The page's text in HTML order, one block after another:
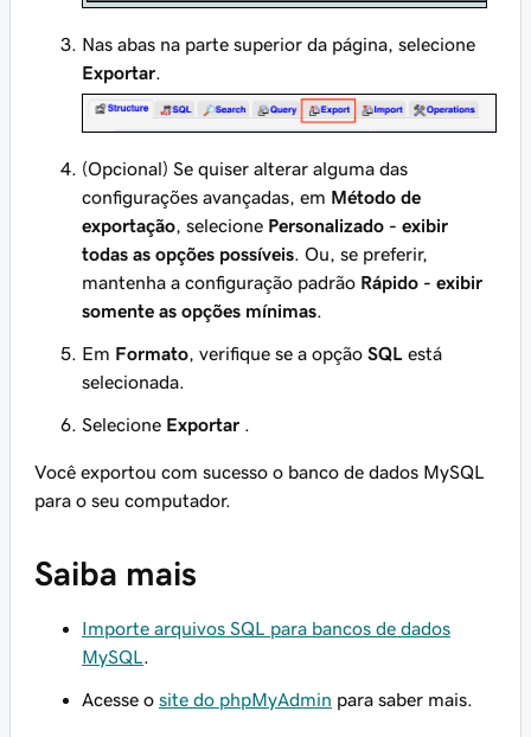
Nas abas na parte superior da página, selecione
Exportar
(Opcional) Se quiser alterar alguma das
configurações avançadas, em Método de
exportação , selecione Personalizado - exibir
todas as opções possíveis . Ou, se preferir,
mantenha a configuração padrão Rápido - exibir
somente as opções mínimas
Em Formato , verifique se a opção SQL está
selecionada.
Selecione Exportar
Você exportou com sucesso o banco de dados MySQL
para o seu computador.
Saiba mais
Importe arquivos SQL para bancos de dados
MySQL
Acesse o site do phpMyAdmin para saber mais.